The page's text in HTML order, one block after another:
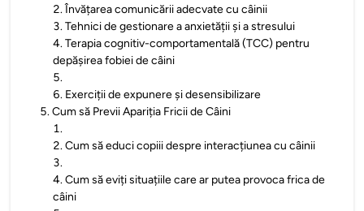
2.Învățarea comunicării adecvate cu câinii
3.Tehnici de gestionare a anxietății și a stresului
4.Terapia cognitiv-comportamentală (TCC) pentru
depășirea fobiei de câini
5.
6. Exerciții de expunere și desensibilizare
5.Cum să Previi Apariția Fricii de Câini
1.
2.Cum să educi copiii despre interacțiunea cu câinii
3.
4.Cum să eviți situațiile care ar putea provoca frica de
câini